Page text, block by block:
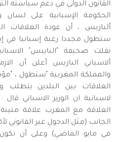
القانون الدولي في دعم سياسته
الحكومة الإسبانية على لسان
ألباريس ، أن عودة العلاقات
ستطول مجددا رغبة إسبانيا في
نقلت صحيفة "الباييس"
ألاسباني الباريس أعلن أن
والمملكة المغربية "ستطول ،
العلاقات بين البلدين يتطلب
لاسبانية ان الوزير الاسباني
العلاقة مع المغرب علاقة متينة,
في مايو الماضي) وعلى أن